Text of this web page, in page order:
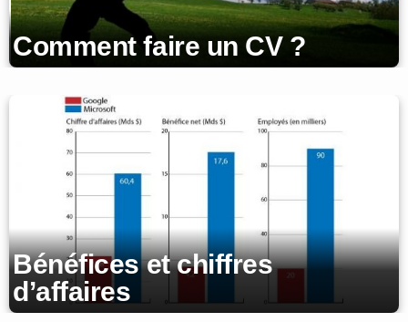
Comment faire un CV ?
Bénéfices et chiffres
d’affaires